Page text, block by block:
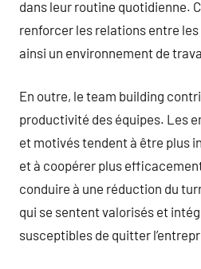
dans leur routine quotidienne.
renforcer les relations entre
ainsi un environnement de
En outre, le team building
productivité des équipes. Les
et motivés tendent à être plus
et à coopérer plus
conduire à une réduction du
qui se sentent valorisés et
susceptibles de quitter